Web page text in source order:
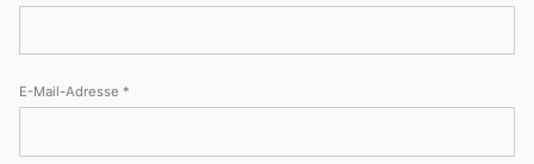
E-Mail-Adresse *